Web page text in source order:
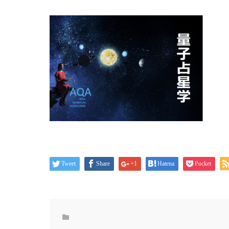
Tweet Share +1 Hatena Pocket